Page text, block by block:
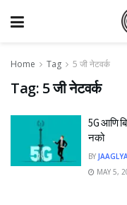
Home Tag 5 जी नेटवर्क
Tag: 5 जी नेटवर्क
5G आणि
नको
BY
MAY 5,